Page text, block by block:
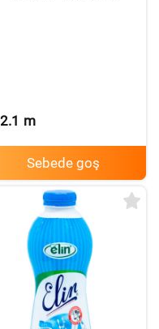
m
Sebede goş